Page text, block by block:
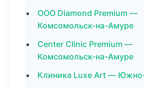
ООО Diamond Premium —
Комсомольск-на-Амуре
Center Clinic Premium —
Комсомольск-на-Амуре
Клиника Luxe Art —